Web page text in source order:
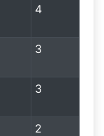
4
3
3
2